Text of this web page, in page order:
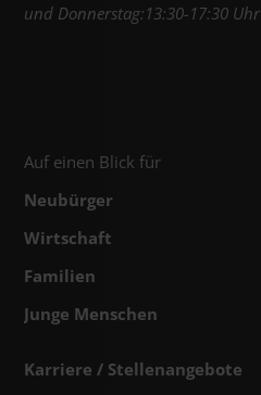
und Donnerstag:13:30-17:30 Uhr
Auf einen Blick für
Neubürger
Wirtschaft
Familien
Junge Menschen
Karriere / Stellenangebote